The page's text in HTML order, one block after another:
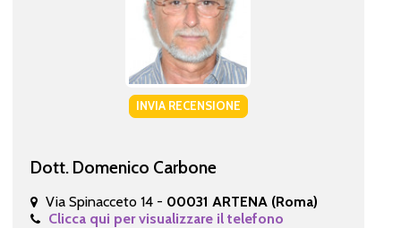
INVIA RECENSIONE
Dott. Domenico Carbone
Via Spinacceto 14 - 00031 ARTENA (Roma)
Clicca qui per visualizzare il telefono